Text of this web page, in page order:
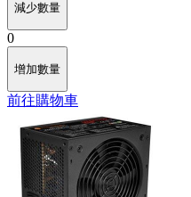
減少數量
0
增加數量
前往購物車